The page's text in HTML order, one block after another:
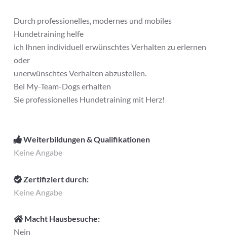
Durch professionelles, modernes und mobiles
Hundetraining helfe
ich Ihnen individuell erwünschtes Verhalten zu erlernen
oder
unerwünschtes Verhalten abzustellen.
Bei My-Team-Dogs erhalten
Sie professionelles Hundetraining mit Herz!
Weiterbildungen & Qualifikationen
Keine Angabe
Zertifiziert durch:
Keine Angabe
Macht Hausbesuche:
Nein